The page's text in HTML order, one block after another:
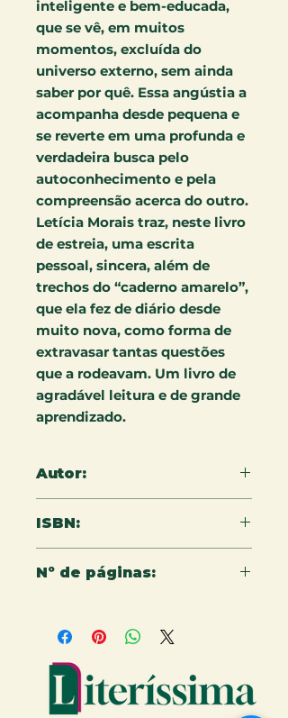
inteligente e bem-educada,
que se vê, em muitos
momentos, excluída do
universo externo, sem ainda
saber por quê. Essa angústia a
acompanha desde pequena e
se reverte em uma profunda e
verdadeira busca pelo
autoconhecimento e pela
compreensão acerca do outro.
Letícia Morais traz, neste livro
de estreia, uma escrita
pessoal, sincera, além de
trechos do “caderno amarelo”,
que ela fez de diário desde
muito nova, como forma de
extravasar tantas questões
que a rodeavam. Um livro de
agradável leitura e de grande
aprendizado.
Autor:
ISBN:
Nº de páginas: